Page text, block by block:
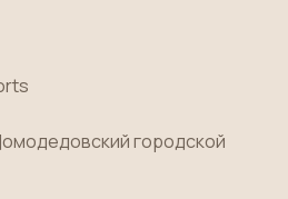
городской